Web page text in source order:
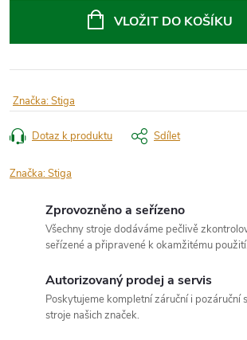
VLOŽIT DO KOŠÍKU
Značka:Stiga
Dotaz k produktu Sdílet
Značka:Stiga
Zprovozněno a seřízeno
Všechny stroje dodáváme pečlivě
seřízené a připravené k okamžitému použití.
Autorizovaný prodej a servis
Poskytujeme kompletní záruční i pozáruční
stroje našich značek.